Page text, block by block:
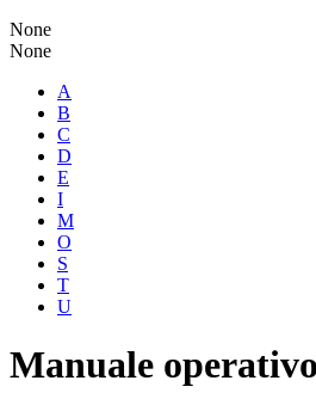
None
None
A
B
C
D
E
I
M
O
S
T
U
Manuale